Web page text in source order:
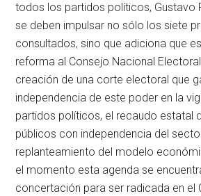
todos los partidos políticos, Gustavo
se deben impulsar no sólo los siete
consultados, sino que adiciona que
reforma al Consejo Nacional
creación de una corte electoral que
independencia de este poder en la
partidos políticos, el recaudo estatal
públicos con independencia del
replanteamiento del modelo
el momento esta agenda se
concertación para ser radicada en el